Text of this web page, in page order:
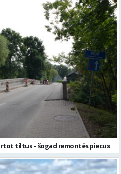
tiltus – šogad remontēs piecus